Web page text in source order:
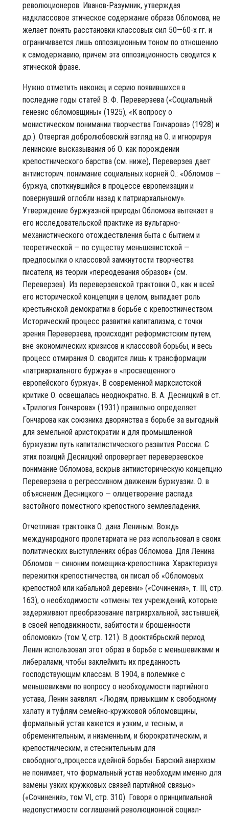
революционеров. Иванов-Разумник, утверждая
надклассовое этическое содержание образа Обломова, не
желает понять расстановки классовых сил 50—60-х гг. и
ограничивается лишь оппозиционным тоном по отношению
к самодержавию, причем эта оппозиционность сводится к
этической фразе.
Нужно отметить наконец и серию появившихся в
последние годы статей В. Ф. Переверзева («Социальный
генезис обломовщины» (1925), «К вопросу о
монистическом понимании творчества Гончарова» (1928) и
др.). Отвергая добролюбовский взгляд на О. и игнорируя
ленинские высказывания об О. как порождении
крепостнического барства (см. ниже), Переверзев дает
антиисторич. понимание социальных корней О.: «Обломов —
буржуа, споткнувшийся в процессе европеизации и
повернувший оглобли назад к патриархальному».
Утверждение буржуазной природы Обломова вытекает в
его исследовательской практике из вульгарно-
механистического отождествления быта с бытием и
теоретической — по существу меньшевистской —
предпосылки о классовой замкнутости творчества
писателя, из теории «переодевания образов» (см.
Переверзев). Из переверзевской трактовки О., как и всей
его исторической концепции в целом, выпадает роль
крестьянской демократии в борьбе с крепостничеством.
Исторический процесс развития капитализма, с точки
зрения Переверзева, происходит реформистским путем,
вне экономических кризисов и классовой борьбы, и весь
процесс отмирания О. сводится лишь к трансформации
«патриархального буржуа» в «просвещенного
европейского буржуа». В современной марксистской
критике О. освещалась неоднократно. В. А. Десницкий в ст.
«Трилогия Гончарова» (1931) правильно определяет
Гончарова как союзника дворянства в борьбе за выгодный
для земельной аристократии и для промышленной
буржуазии путь капиталистического развития России. С
этих позиций Десницкий опровергает переверзевское
понимание Обломова, вскрыв антиисторическую концепцию
Переверзева о регрессивном движении буржуазии. О. в
объяснении Десницкого — олицетворение распада
застойного поместного крепостного землевладения.
Отчетливая трактовка О. дана Лениным. Вождь
международного пролетариата не раз использовал в своих
политических выступлениях образ Обломова. Для Ленина
Обломов — синоним помещика-крепостника. Характеризуя
пережитки крепостничества, он писал об «Обломовых
крепостной или кабальной деревни» («Сочинения», т. III, стр.
163), о необходимости «отмены тех учреждений, которые
задерживают преобразование патриархальной, застывшей,
в своей неподвижности, забитости и брошенности
обломовки» (том V, стр. 121). В дооктябрьский период
Ленин использовал этот образ в борьбе с меньшевиками и
либералами, чтобы заклеймить их преданность
господствующим классам. В 1904, в полемике с
меньшевиками по вопросу о необходимости партийного
устава, Ленин заявлял: «Людям, привыкшим к свободному
халату и туфлям семейно-кружковой обломовщины,
формальный устав кажется и узким, и тесным, и
обременительным, и низменным, и бюрократическим, и
крепостническим, и стеснительным для
свободного,,процесса идейной борьбы. Барский анархизм
не понимает, что формальный устав необходим именно для
замены узких кружковых связей партийной связью»
(«Сочинения», том VI, стр. 310). Говоря о принципиальной
недопустимости соглашений революционной социал-